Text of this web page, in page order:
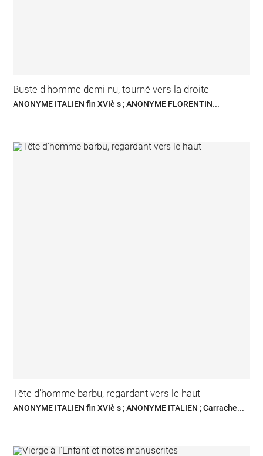
Buste d'homme demi nu, tourné vers la droite
ANONYME ITALIEN fin XVIè s ; ANONYME FLORENTIN...
Tête d'homme barbu, regardant vers le haut
ANONYME ITALIEN fin XVIè s ; ANONYME ITALIEN ; Carrache...